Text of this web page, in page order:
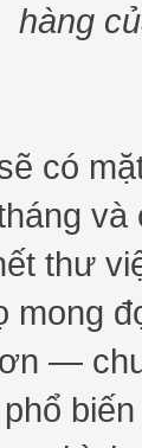
hàng
có
thư
mong
—